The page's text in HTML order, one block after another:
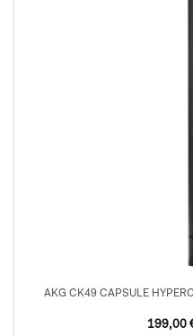
AKG CK49 CAPSULE
Le
199,00
Le